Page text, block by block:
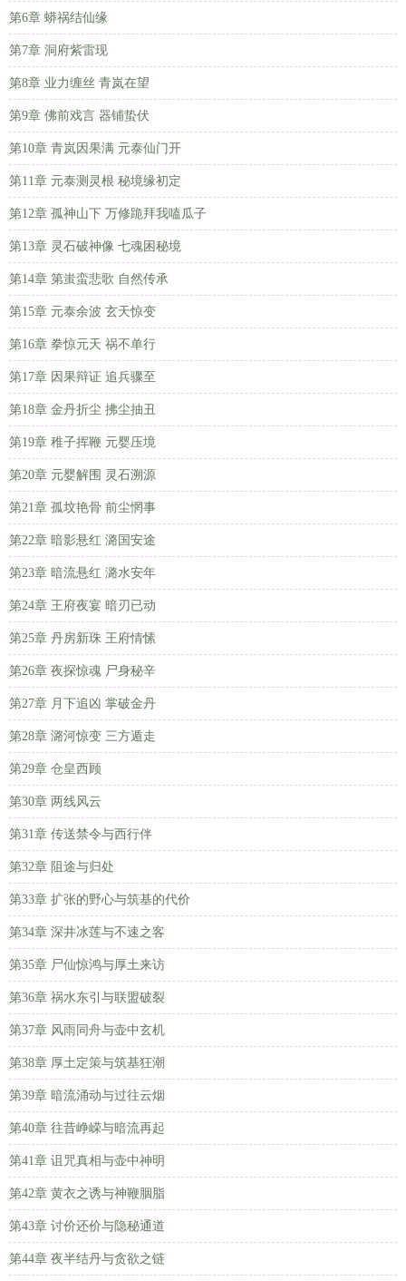
第6章 蟒祸结仙缘
第7章 洞府紫雷现
第8章 业力缠丝 青岚在望
第9章 佛前戏言 器铺蛰伏
第10章 青岚因果满 元泰仙门开
第11章 元泰测灵根 秘境缘初定
第12章 孤神山下 万修跪拜我嗑瓜子
第13章 灵石破神像 七魂困秘境
第14章 第蚩蛮悲歌 自然传承
第15章 元泰余波 玄天惊变
第16章 拳惊元天 祸不单行
第17章 因果辩证 追兵骤至
第18章 金丹折尘 拂尘抽丑
第19章 稚子挥鞭 元婴压境
第20章 元婴解围 灵石溯源
第21章 孤坟艳骨 前尘惘事
第22章 暗影悬红 潞国安途
第23章 暗流悬红 潞水安年
第24章 王府夜宴 暗刃已动
第25章 丹房新珠 王府情愫
第26章 夜探惊魂 尸身秘辛
第27章 月下追凶 掌破金丹
第28章 潞河惊变 三方遁走
第29章 仓皇西顾
第30章 两线风云
第31章 传送禁令与西行伴
第32章 阻途与归处
第33章 扩张的野心与筑基的代价
第34章 深井冰莲与不速之客
第35章 尸仙惊鸿与厚土来访
第36章 祸水东引与联盟破裂
第37章 风雨同舟与壶中玄机
第38章 厚土定策与筑基狂潮
第39章 暗流涌动与过往云烟
第40章 往昔峥嵘与暗流再起
第41章 诅咒真相与壶中神明
第42章 黄衣之诱与神鞭胭脂
第43章 讨价还价与隐秘通道
第44章 夜半结丹与贪欲之链